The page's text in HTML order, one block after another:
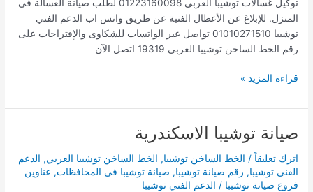
توكيل غسالات توشيبا العربي 01223160098 لطلب صيانة الغسالة في
المنزل. للإبلاغ عن الأعطال الفنية عن طريق واتس اب الدعم الفني
توشيبا 01010271510 تواصل عبر الواتساب للشكاوى والإقتراحات على
رقم الخط الساخن توشيبا العربي 19319 اتصل الآن
قراءة المزيد »
صيانة توشيبا الاسكندرية
اترك تعليقاً / الخط الساخن توشيبا, الخط الساخن توشيبا العربي, الدعم
الفني توشيبا, رقم صيانة توشيبا, صيانة توشيبا في المحافظات, عناوين
فروع صيانة توشيبا / الدعم الفني توشيبا
صيانة
توشيبا
الاسكندرية